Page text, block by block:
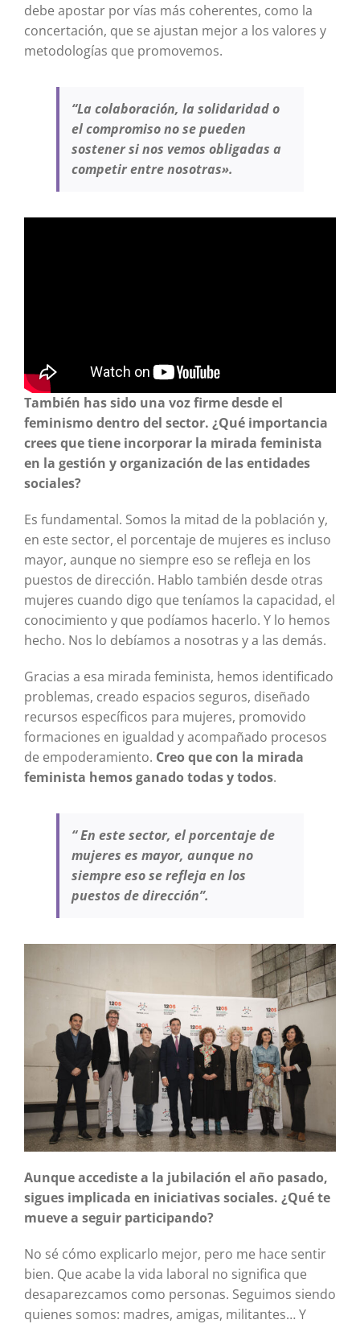
debe apostar por vías más coherentes, como la
concertación, que se ajustan mejor a los valores y
metodologías que promovemos.
“La colaboración, la solidaridad o
el compromiso no se pueden
sostener si nos vemos obligadas a
competir entre nosotras».
También has sido una voz firme desde el
feminismo dentro del sector. ¿Qué importancia
crees que tiene incorporar la mirada feminista
en la gestión y organización de las entidades
sociales?
Es fundamental. Somos la mitad de la población y,
en este sector, el porcentaje de mujeres es incluso
mayor, aunque no siempre eso se refleja en los
puestos de dirección. Hablo también desde otras
mujeres cuando digo que teníamos la capacidad, el
conocimiento y que podíamos hacerlo. Y lo hemos
hecho. Nos lo debíamos a nosotras y a las demás.
Gracias a esa mirada feminista, hemos identificado
problemas, creado espacios seguros, diseñado
recursos específicos para mujeres, promovido
formaciones en igualdad y acompañado procesos
de empoderamiento. Creo que con la mirada
feminista hemos ganado todas y todos.
“ En este sector, el porcentaje de
mujeres es mayor, aunque no
siempre eso se refleja en los
puestos de dirección”.
Aunque accediste a la jubilación el año pasado,
sigues implicada en iniciativas sociales. ¿Qué te
mueve a seguir participando?
No sé cómo explicarlo mejor, pero me hace sentir
bien. Que acabe la vida laboral no significa que
desaparezcamos como personas. Seguimos siendo
quienes somos: madres, amigas, militantes… Y